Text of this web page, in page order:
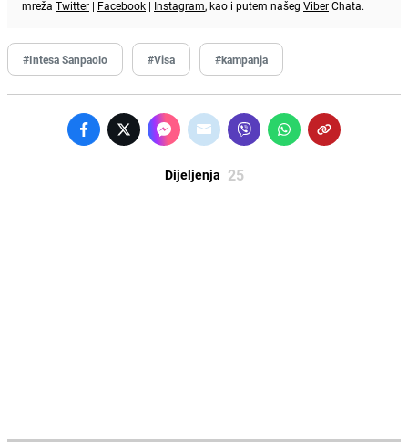
mreža Twitter | Facebook | Instagram, kao i putem našeg ViberChata.
#Intesa Sanpaolo #Visa #kampanja
Dijeljenja 25